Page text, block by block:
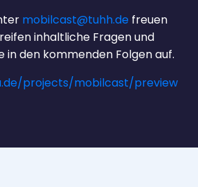
mobilcast@tuhh.de freuen
inhaltliche Fragen und
in den kommenden Folgen auf.
projects/mobilcast/preview